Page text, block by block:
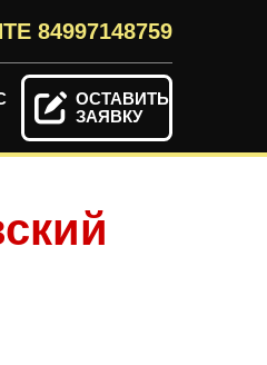
84997148759
ОСТАВИТЬ
ЗАЯВКУ